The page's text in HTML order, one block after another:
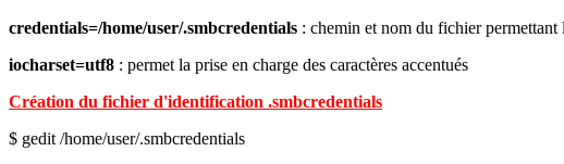
credentials=/home/user/.smbcredentials : chemin et nom du fichier
iocharset=utf8 : permet la prise en charge des caractères accentués
Création du fichier d'identification .smbcredentials
$ gedit /home/user/.smbcredentials